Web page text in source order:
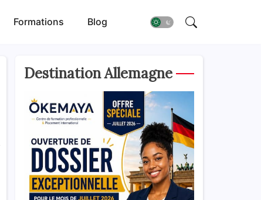
Formations Blog
Destination Allemagne